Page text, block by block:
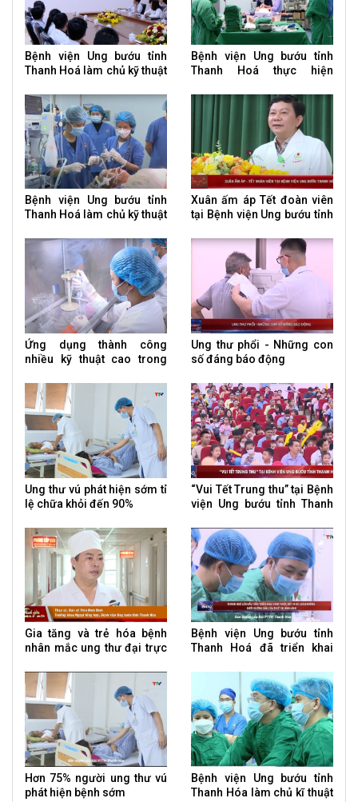
Bệnh viện Ung bướu tỉnh
Thanh Hoá làm chủ kỹ thuật
tử về đột biến gen
Bệnh viện Ung bướu tỉnh
Thanh Hoá thực hiện
soi cắt dạ dày
Bệnh viện Ung bướu tỉnh
Thanh Hoá làm chủ kỹ thuật
thư
Xuân ấm áp Tết đoàn viên
tại Bệnh viện Ung bướu tỉnh
Ứng dụng thành công
nhiều kỹ thuật cao trong
Ung thư phổi - Những con
số đáng báo động
Ung thư vú phát hiện sớm tỉ
lệ chữa khỏi đến 90%
“Vui Tết Trung thu” tại Bệnh
viện Ung bướu tỉnh Thanh
Gia tăng và trẻ hóa bệnh
nhân mắc ung thư đại trực
Bệnh viện Ung bướu tỉnh
Thanh Hoá đã triển khai
thiết, hút u vú chân không
dưới hướng dẫn của thiết bị
hình ảnh
Hơn 75% người ung thư vú
phát hiện bệnh sớm
Bệnh viện Ung bướu tỉnh
Thanh Hóa làm chủ kĩ thuật